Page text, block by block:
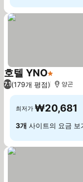
호텔 YNO1 성급요금 보기
7.1(179개 평점) 양곤
최저가 ₩20,681
3개 사이트의 요금 보